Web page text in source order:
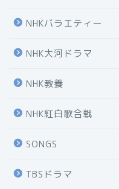
NHKバラエティー
NHK大河ドラマ
NHK教養
NHK紅白歌合戦
SONGS
TBSドラマ